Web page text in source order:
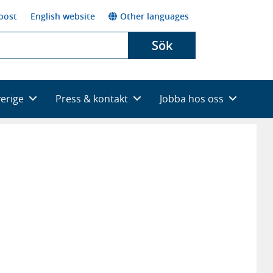
English website Other languages
Sök
Press & kontakt Jobba hos oss